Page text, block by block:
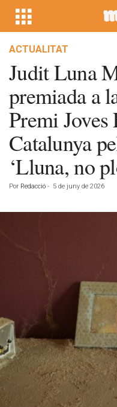
ACTUALITAT
Judit Luna
premiada a
Premi Joves
Catalunya
‘Lluna, no
Por Redacció - 5 de juny de 2026